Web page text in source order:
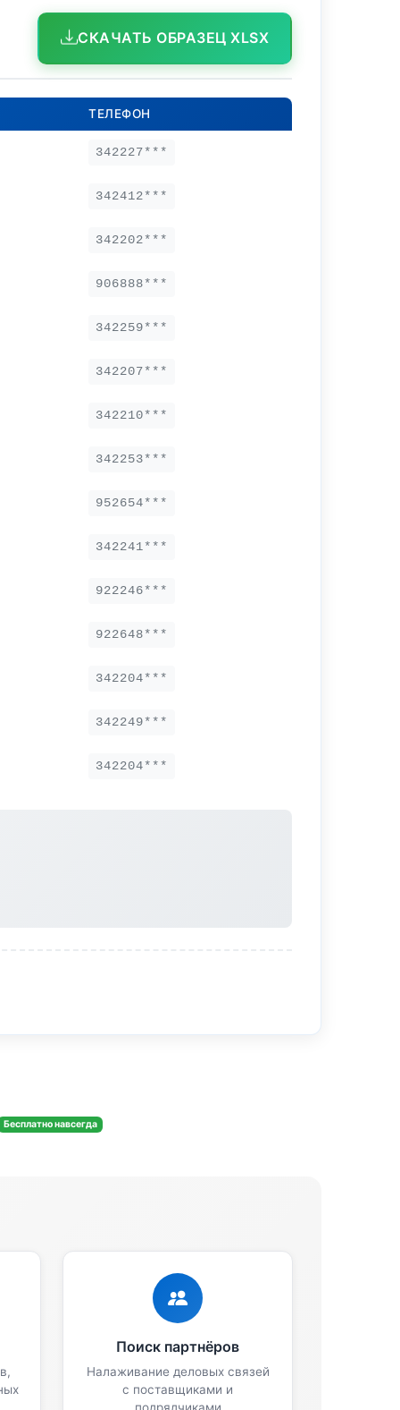
СКАЧАТЬ ОБРАЗЕЦ XLSX
ТЕЛЕФОН
342227***
342412***
342202***
906888***
342259***
342207***
342210***
342253***
952654***
342241***
922246***
922648***
342204***
342249***
342204***
Бесплатно навсегда
Поиск партнёров
Налаживание деловых связей
с поставщиками и